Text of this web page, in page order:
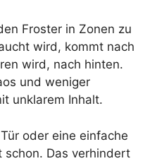
Froster in Zonen zu
wird, kommt nach
wird, nach hinten.
und weniger
unklarem Inhalt.
oder eine einfache
Das verhindert